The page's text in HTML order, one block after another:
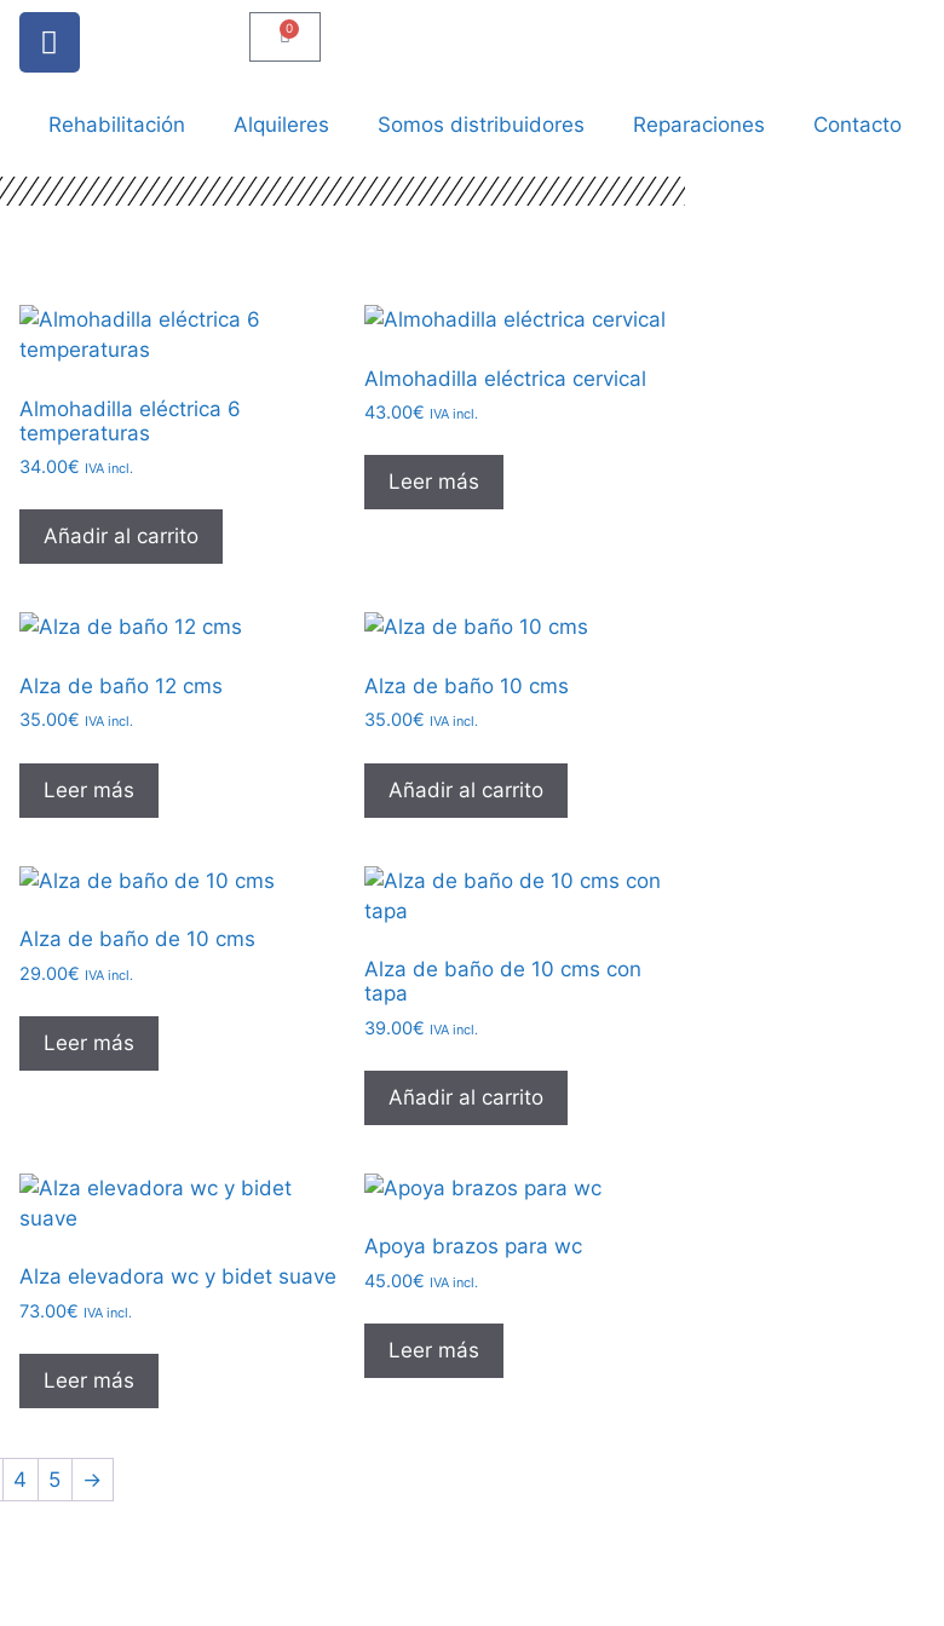
0
Rehabilitación Alquileres Somos distribuidores Reparaciones Contacto
Almohadilla eléctrica 6
temperaturas
34.00€ IVA incl.
Añadir al carrito
Almohadilla eléctrica cervical
43.00€ IVA incl.
Leer más
Alza de baño 12 cms
35.00€ IVA incl.
Leer más
Alza de baño 10 cms
35.00€ IVA incl.
Añadir al carrito
Alza de baño de 10 cms
29.00€ IVA incl.
Leer más
Alza de baño de 10 cms con
tapa
39.00€ IVA incl.
Añadir al carrito
Alza elevadora wc y bidet suave
73.00€ IVA incl.
Leer más
Apoya brazos para wc
45.00€ IVA incl.
Leer más
4 5 →